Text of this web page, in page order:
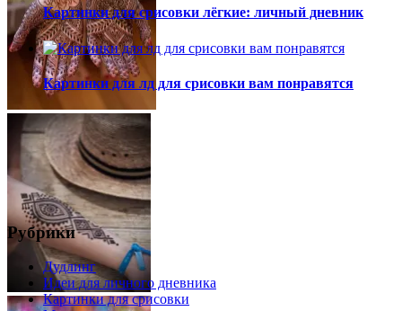
Картинки для срисовки лёгкие: личный дневник
Картинки для лд для срисовки вам понравятся
Рубрики
Дудлинг
Идеи для личного дневника
Картинки для срисовки